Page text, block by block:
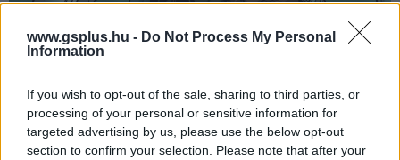
www.gsplus.hu - Do Not Process My Personal
Information
If you wish to opt-out of the sale, sharing to third parties, or
processing of your personal or sensitive information for
targeted advertising by us, please use the below opt-out
section to confirm your selection. Please note that after your